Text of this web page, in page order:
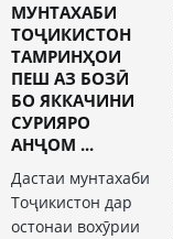
МУНТАХАБИ
ТОҶИКИСТОН
ТАМРИНҲОИ
ПЕШ АЗ БОЗӢ
БО ЯККАЧИНИ
СУРИЯРО
АНҶОМ ...
Дастаи мунтахаби
Тоҷикистон дар
остонаи вохӯрии